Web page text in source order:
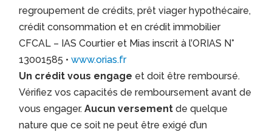
regroupement de crédits, prêt viager hypothécaire,
crédit consommation et en crédit immobilier
CFCAL – IAS Courtier et Mias inscrit à l’ORIAS N°
13001585 •www.orias.fr
Un crédit vous engage et doit être remboursé.
Vérifiez vos capacités de remboursement avant de
vous engager.Aucun versement de quelque
nature que ce soit ne peut être exigé d’un